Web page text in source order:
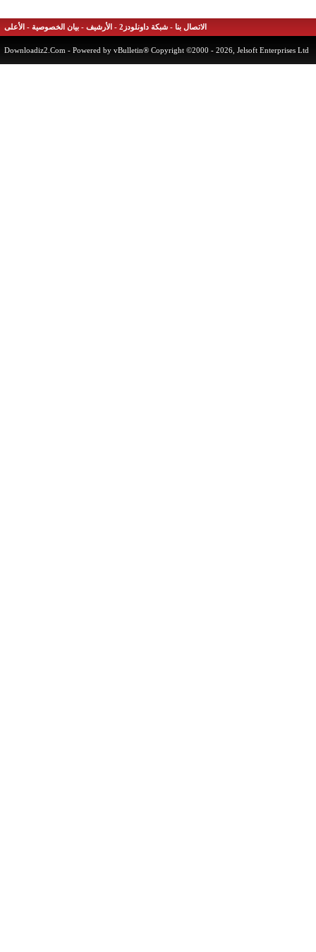
الاتصال بنا - شبكة داونلودز2 -الأرشيف-بيان الخصوصية-الأعلى
Downloadiz2.Com- Powered by vBulletin® Copyright ©2000 - 2026, Jelsoft Enterprises